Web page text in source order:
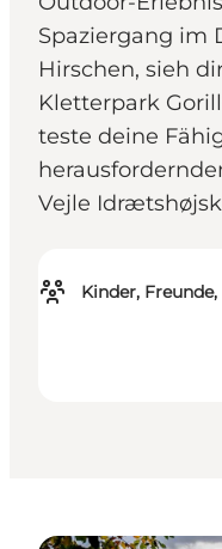
Spaziergang im
Hirschen, sieh
Kletterpark
teste deine
Vejle
Kinder,